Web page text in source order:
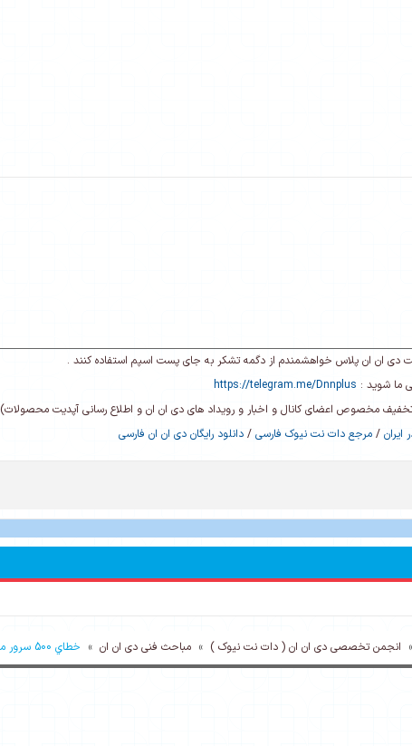
دی ان ان پلاس خواهشمندم از دگمه تشکر به جای پست اسپم استفاده کنند .
ما شوید : https://telegram.me/Dnnplus
تخفیف مخصوص اعضای کانال و اخبار و رویداد های دی ان ان و اطلاع رسانی آپدیت محصولات)
/ مرجع دات نت نیوک فارسی / دانلود رایگان دی ان ان فارسی
» انجمن تخصصی دی ان ان ( دات نت نیوک ) » مباحث فنی دی ان ان » خطاي 500 سرور موقع آپلود عکس محصول